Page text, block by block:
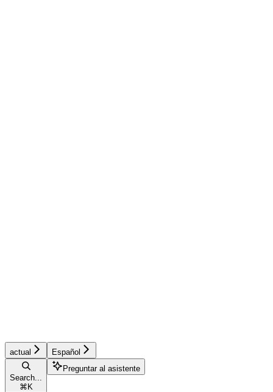
actual Español
Search...
⌘ K
Preguntar al asistente